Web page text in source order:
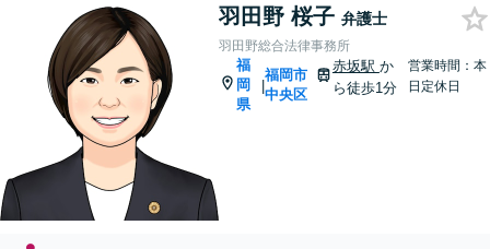
羽田野 桜子 弁護士
羽田野総合法律事務所
福
岡
県
|
福岡市
中央区
赤坂駅 か
ら徒歩1分
営業時間：本
日定休日